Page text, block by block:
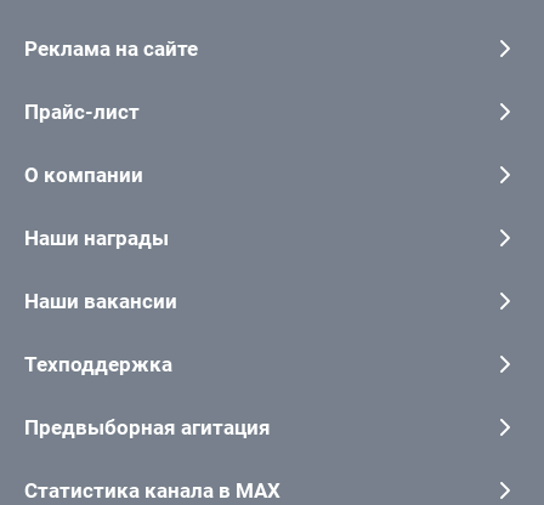
Реклама на сайте
Прайс-лист
О компании
Наши награды
Наши вакансии
Техподдержка
Предвыборная агитация
Статистика канала в MAX